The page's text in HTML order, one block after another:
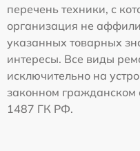
перечень техники, с
организация не
указанных товарных
интересы. Все виды
исключительно на
законном гражданском
1487 ГК РФ.